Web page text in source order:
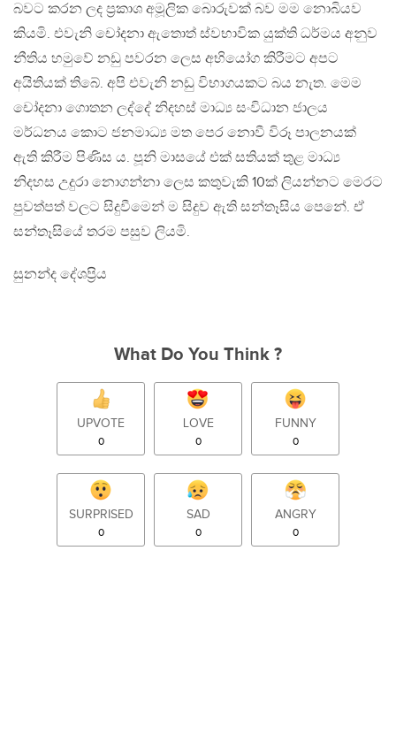
බවට කරන ලද ප්‍රකාශ අමූලික බොරුවක් බව මම නොබියව
කියමි. එවැනි චෝදනා ඇතොත් ස්වභාවික යුක්ති ධර්මය අනුව
නීතිය හමුවේ නඩු පවරන ලෙස අභියෝග කිරීමට අපට
අයිතියක් තිබේ. අපි එවැනි නඩු විභාගයකට බය නැත. මෙම
චෝදනා ගොතන ලද්දේ නිදහස් මාධ්‍ය සංවිධාන ජාලය
මර්ධනය කොට ජනමාධ්‍ය මත පෙර නොවී විරූ පාලනයක්
ඇති කිරීම පිණිස ය. පූනි මාසයේ එක් සතියක් තුළ මාධ්‍ය
නිදහස උදුරා නොගන්නා ලෙස කතුවැකි 10ක් ලියන්නට මෙරට
පුවත්පත් වලට සිදුවීමෙන් ම සිදුව ඇති සන්තෑසිය පෙනේ. ඒ
සන්තෑසියේ තරම පසුව ලියමි.
සුනන්ද දේශප්‍රිය
What Do You Think ?
UPVOTE
0
LOVE
0
FUNNY
0
SURPRISED
0
SAD
0
ANGRY
0